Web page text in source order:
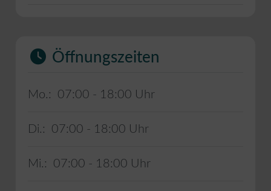
Öffnungszeiten
Mo.: 07:00 - 18:00
Di.: 07:00 - 18:00
Mi.: 07:00 - 18:00